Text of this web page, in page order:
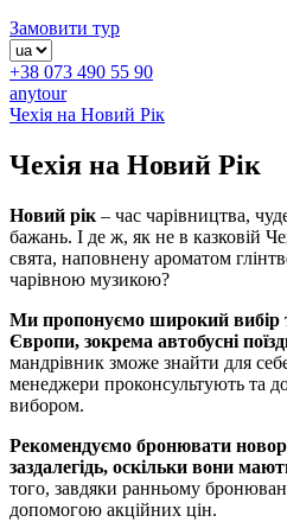
Замовити тур
+38 073 490 55 90
anytour
Чехія на Новий Рік
Чехія на Новий Рік
Новий рік – час чарівництва,
бажань. І де ж, як не в казковій
свята, наповнену ароматом
чарівною музикою?
Ми пропонуємо широкий вибір
Європи, зокрема автобусні
мандрівник зможе знайти для
менеджери проконсультують та
вибором.
Рекомендуємо бронювати
заздалегідь, оскільки вони
того, завдяки ранньому
допомогою акційних цін.